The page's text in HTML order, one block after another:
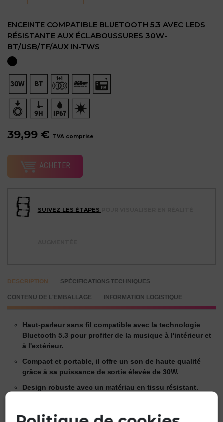
ENCEINTE COMPATIBLE BLUETOOTH 5.3 AVEC LEDS
RÉSISTANTE AUX ÉCLABOUSSURES 30W-
BT/USB/TF/AUX IN-TWS
39,99 € TVA comprise
ACHETER
SUIVEZ LES ÉTAPES
DESCRIPTION SPÉCIFICATIONS TECHNIQUES
CONTENU DE L'EMBALLAGE INFORMATION LOGISTIQUE
Haut-parleur sans fil compatible avec la technologie
Bluetooth 5.3 pour profiter de la musique à l'intérieur et
à l'extérieur.
Compact et portable, il offre un son de haute qualité
grâce à sa puissance de sortie élevée de 30W.
Design robuste avec un matériau en tissu résistant.
immergé pendant 30 minutes à moins d'1 mètre de